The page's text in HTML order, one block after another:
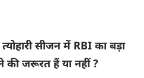
सीजन में RBI का बड़ा
जरूरत हैं या नहीं ?